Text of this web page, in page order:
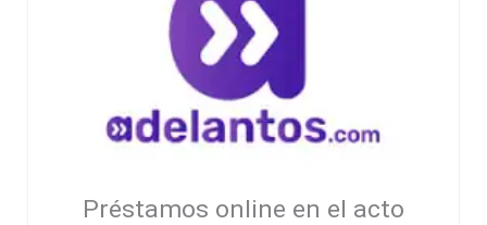
Préstamos online en el acto